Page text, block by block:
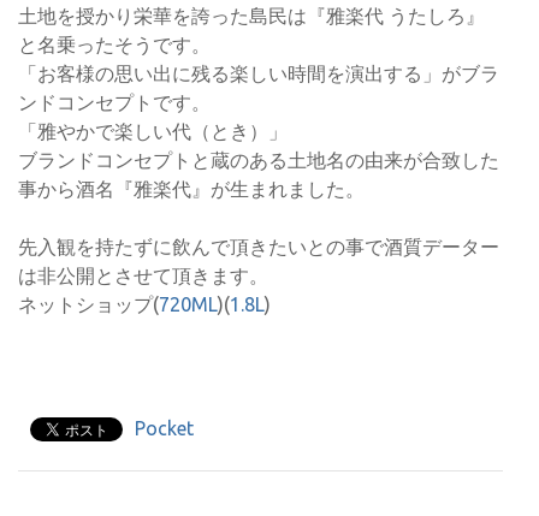
土地を授かり栄華を誇った島民は『雅楽代 うたしろ』
と名乗ったそうです。
「お客様の思い出に残る楽しい時間を演出する」がブラ
ンドコンセプトです。
「雅やかで楽しい代（とき）」
ブランドコンセプトと蔵のある土地名の由来が合致した
事から酒名『雅楽代』が生まれました。
先入観を持たずに飲んで頂きたいとの事で酒質データー
は非公開とさせて頂きます。
ネットショップ(720ML)(1.8L)
Pocket